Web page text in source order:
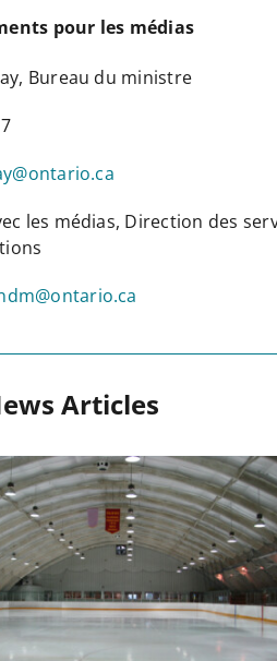
pour les médias
Bureau du ministre
les médias, Direction des
Articles